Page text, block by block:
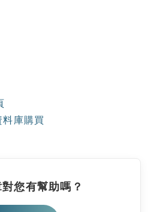
庫購買
您有幫助嗎？